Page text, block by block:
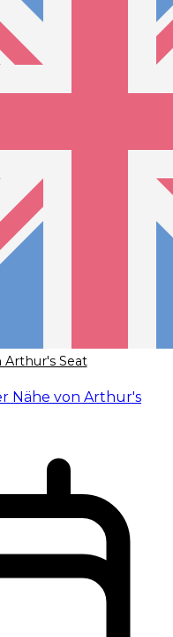
Arthur's Seat
Nähe von Arthur's